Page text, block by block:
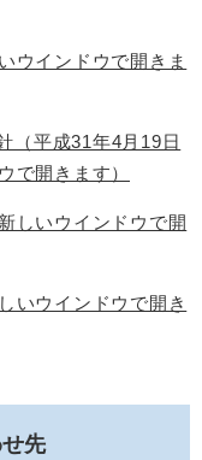
ウインドウで開きま
（平成31年4月19日
で開きます）
しいウインドウで開
いウインドウで開き
先